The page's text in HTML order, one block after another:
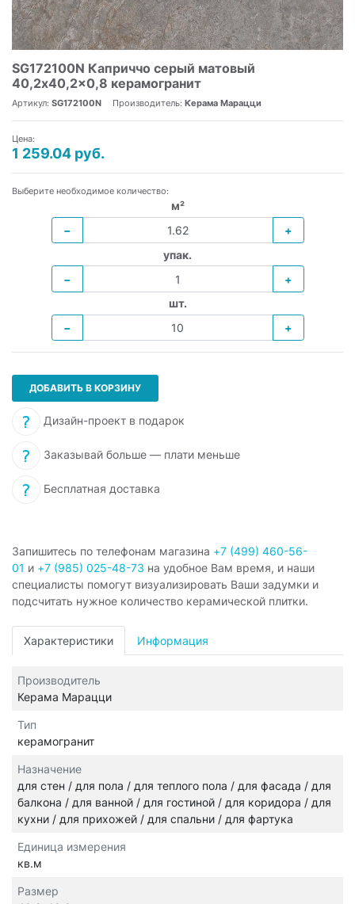
SG172100N Каприччо серый матовый
40,2x40,2x0,8 керамогранит
Артикул: SG172100N Производитель: Керама Марацци
Цена:
1 259.04 руб.
Выберите необходимое количество:
м²
−
+
упак.
−
+
шт.
−
+
ДОБАВИТЬ В КОРЗИНУ
Дизайн-проект в подарок
Заказывай больше — плати меньше
Бесплатная доставка
Запишитесь по телефонам магазина +7 (499) 460-56-
01 и +7 (985) 025-48-73 на удобное Вам время, и наши
специалисты помогут визуализировать Ваши задумки и
подсчитать нужное количество керамической плитки.
Характеристики Информация
Производитель
Керама Марацци
Тип
керамогранит
Назначение
для стен / для пола / для теплого пола / для фасада / для
балкона / для ванной / для гостиной / для коридора / для
кухни / для прихожей / для спальни / для фартука
Единица измерения
кв.м
Размер